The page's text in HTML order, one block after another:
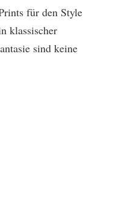
für den Style
klassischer
sind keine